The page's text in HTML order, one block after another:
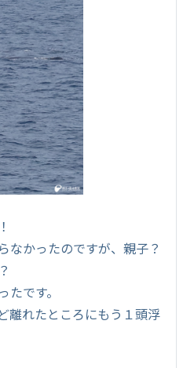
なかったのですが、親子？
です。
離れたところにもう１頭浮